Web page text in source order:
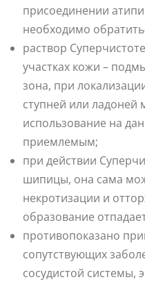
присоединении
необходимо
раствор
участках кожи –
зона, при
ступней или ладоней
использование на
приемлемым;
при действии
шипицы, она сама
некротизации и
образование
противопоказано
сопутствующих
сосудистой системы,